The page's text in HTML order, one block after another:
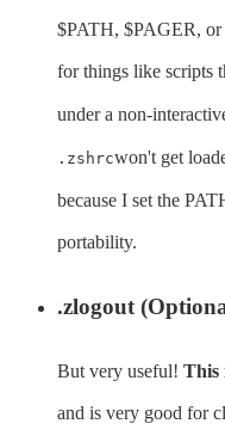
$PATH, $PAGER,
for things like scripts
under a non-
.zshrcwon't get
because I set the
portability.
.zlogout
But very useful! This
and is very good for